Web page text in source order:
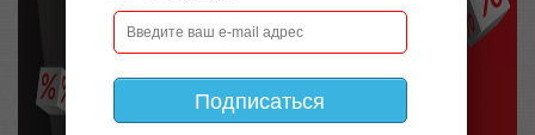
Подписаться